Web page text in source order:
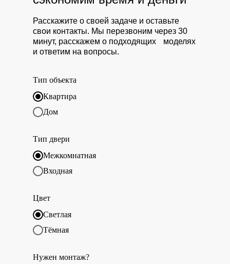
Тип объекта
Квартира
Дом
Тип двери
Межкомнатная
Входная
Цвет
Светлая
Тёмная
Нужен монтаж?
Расскажите о своей задаче и оставьте
свои контакты. Мы перезвоним через 30
минут, расскажем о подходящих моделях
и ответим на вопросы.